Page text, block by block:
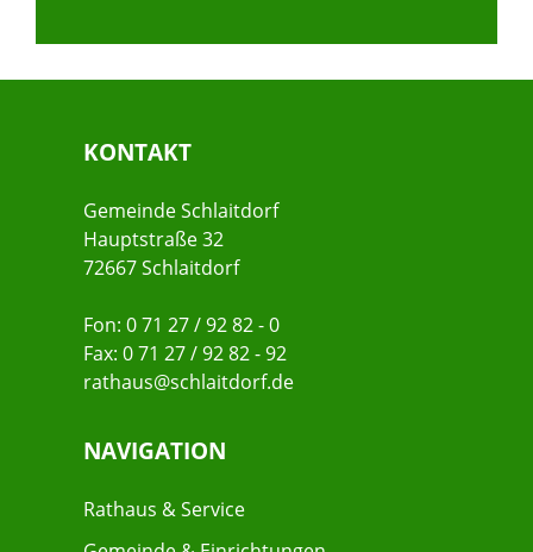
KONTAKT
Gemeinde Schlaitdorf
Hauptstraße 32
72667 Schlaitdorf
Fon: 0 71 27 / 92 82 - 0
Fax: 0 71 27 / 92 82 - 92
rathaus@schlaitdorf.de
NAVIGATION
Rathaus & Service